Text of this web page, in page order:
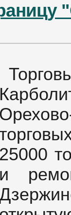
25000
и